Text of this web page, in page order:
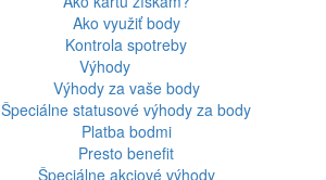
Ako využiť body
Kontrola spotreby
Výhody
Výhody za vaše body
Špeciálne statusové výhody za body
Platba bodmi
Presto benefit
Špeciálne akciové výhody